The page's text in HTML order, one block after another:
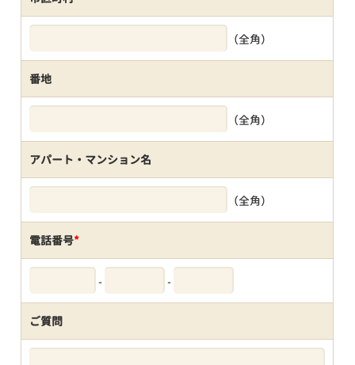
（全角）
番地
（全角）
アパート・マンション名
（全角）
電話番号*
- -
ご質問